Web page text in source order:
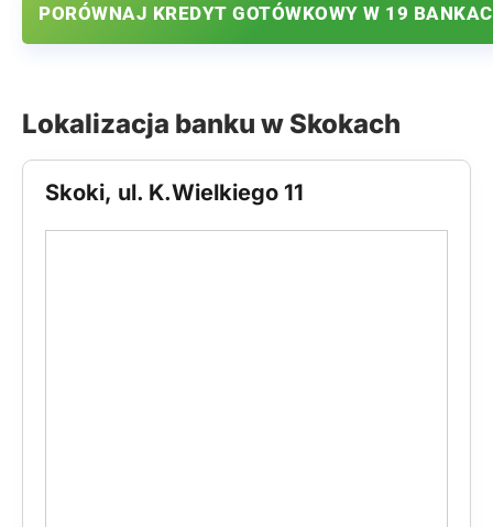
PORÓWNAJ KREDYT GOTÓWKOWY W 19
Lokalizacja banku w Skokach
Skoki, ul. K.Wielkiego 11